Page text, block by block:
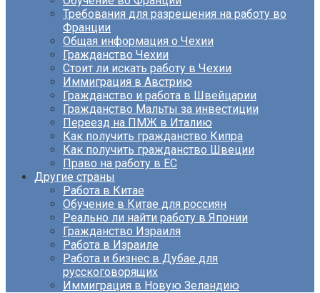
Требования для разрешения на работу во
Франции
Общая информация о Чехии
Гражданство Чехии
Стоит ли искать работу в Чехии
Иммиграция в Австрию
Гражданство и работа в Швейцарии
Гражданство Мальты за инвестиции
Переезд на ПМЖ в Италию
Как получить гражданство Кипра
Как получить гражданство Швеции
Право на работу в ЕС
Другие страны
Работа в Китае
Обучение в Китае для россиян
Реально ли найти работу в Японии
Гражданство Израиля
Работа в Израиле
Работа и бизнес в Дубае для
русскоговорящих
Иммиграция в Новую Зеландию